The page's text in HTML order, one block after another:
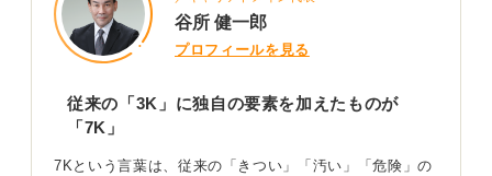
で決まる
つまり、このような根拠のない「7K」が実際の企業の将
そのため、これをリアルな職業選択の尺度として考える
谷所 健一郎
プロフィールを見る
従来の「3K」に独自の要素を加えたものが
「7K」
7Kという言葉は、従来の「きつい」「汚い」「危険」の